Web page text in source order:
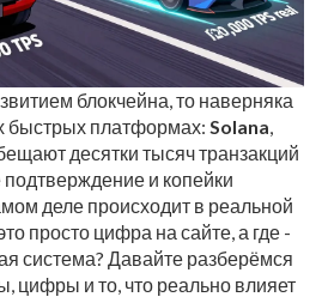
блокчейна, то наверняка
быстрых платформах: Solana
десятки тысяч транзакций
и копейки
деле происходит в реальной
просто цифра на сайте, а где -
система? Давайте разберёмся
цифры и то, что реально влияет